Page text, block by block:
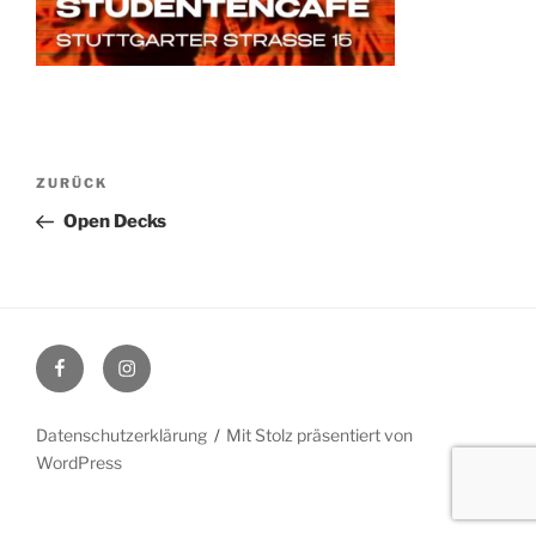
Beitragsnavigation
Vorheriger
Beitrag
ZURÜCK
Open Decks
FacebookInstagram
Datenschutzerklärung
Mit Stolz präsentiert von
WordPress